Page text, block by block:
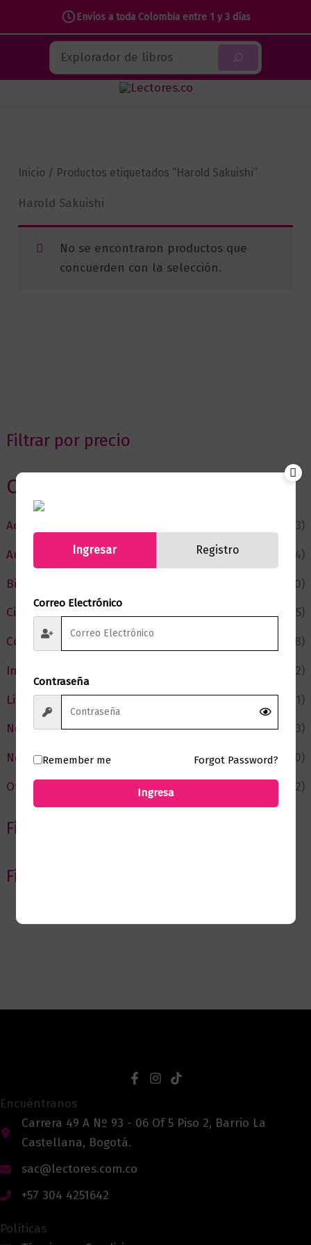
Envíos a toda Colombia entre 1 y 3 días
contenido
Buscar
Filtrar por precio
Categorias
Actualidad
(53)
Autor del Mes
(4)
Bienestar
(230)
Ciencia y Conocimiento
(75)
Cómic y Fantasía
(88)
Infantil y Juvenil
(212)
Literatura
(371)
Negocios
(43)
Novedades
(110)
Ofertas
(12)
Filtrar por Autor
Filtrar por editorial
Inicio / Productos etiquetados “Harold Sakuishi”
Harold Sakuishi
No se encontraron productos que
concuerden con la selección.
Encuéntranos
Carrera 49 A Nº 93 - 06 Of 5 Piso 2, Barrio La
Castellana, Bogotá.
sac@lectores.com.co
+57 304 4251642
Políticas
Ingresar Registro
Correo Electrónico
Contraseña
Remember me Forgot Password?
Ingresa